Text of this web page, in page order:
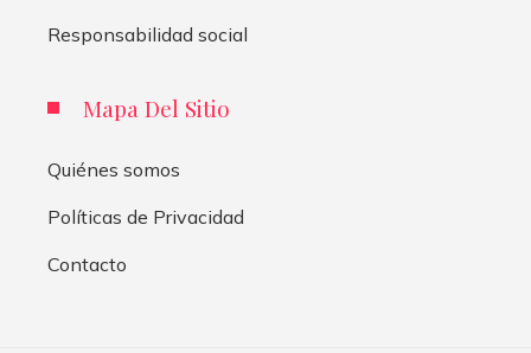
Responsabilidad social
Mapa Del Sitio
Quiénes somos
Políticas de Privacidad
Contacto